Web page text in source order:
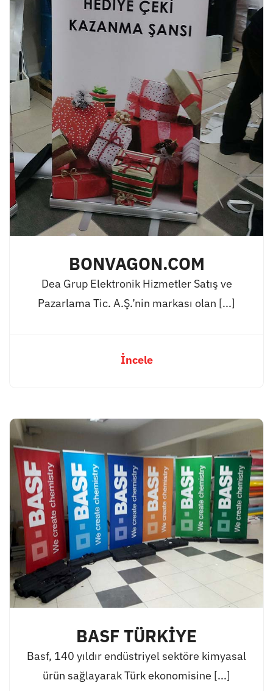
BONVAGON.COM
Dea Grup Elektronik Hizmetler Satış ve
Pazarlama Tic. A.Ş.’nin markası olan [...]
İncele
BASF TÜRKİYE
Basf, 140 yıldır endüstriyel sektöre kimyasal
ürün sağlayarak Türk ekonomisine [...]